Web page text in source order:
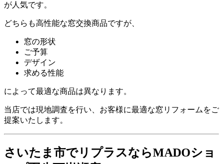
が人気です。
どちらも高性能な窓交換商品ですが、
窓の形状
ご予算
デザイン
求める性能
によって最適な商品は異なります。
当店では現地調査を行い、お客様に最適な窓リフォームをご
提案いたします。
さいたま市でリプラスならMADOショ